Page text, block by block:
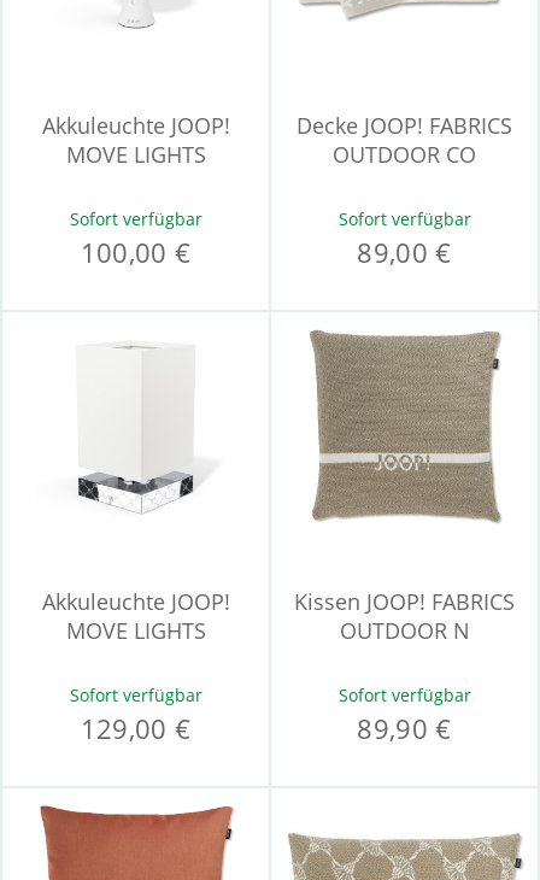
Akkuleuchte JOOP!
MOVE LIGHTS
Sofort verfügbar
100,00 €
Decke JOOP! FABRICS
OUTDOOR CO
Sofort verfügbar
89,00 €
Akkuleuchte JOOP!
MOVE LIGHTS
Sofort verfügbar
129,00 €
Kissen JOOP! FABRICS
OUTDOOR N
Sofort verfügbar
89,90 €